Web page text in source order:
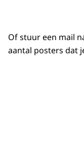
Of stuur een mail
aantal posters dat